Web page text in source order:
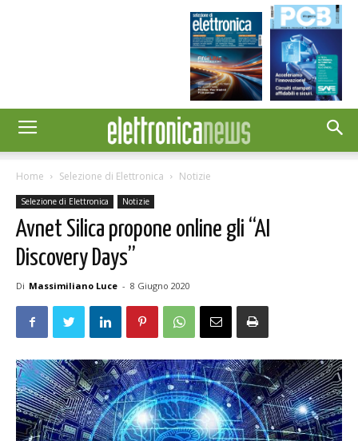
Home Selezione di Elettronica Notizie
Selezione di Elettronica Notizie
Avnet Silica propone online gli “AI
Discovery Days”
Di Massimiliano Luce - 8 Giugno 2020